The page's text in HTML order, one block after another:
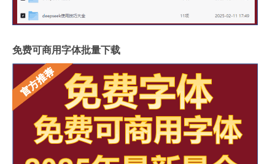
免费可商用字体批量下载